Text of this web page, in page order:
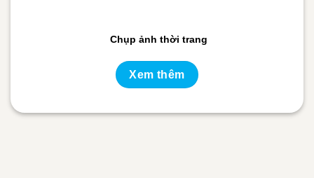
Chụp ảnh thời trang
Xem thêm